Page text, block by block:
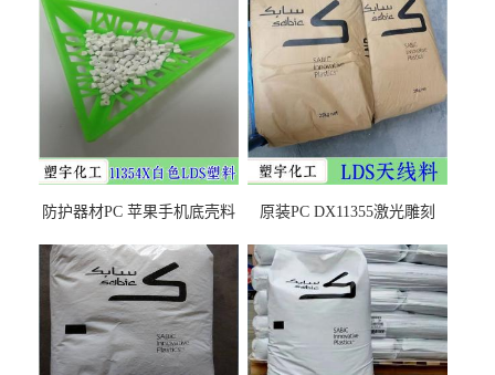
防护器材PC 苹果手机底壳料
之忧
原装PC DX11355激光雕刻